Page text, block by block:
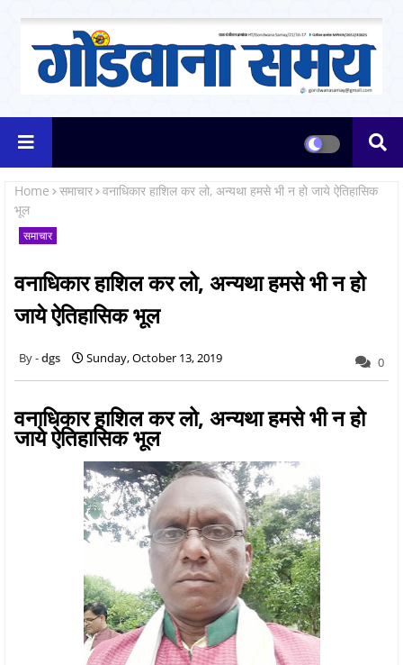
Home समाचार वनाधिकार हाशिल कर लो, अन्यथा हमसे भी न हो जाये ऐतिहासिक
भूल
समाचार
वनाधिकार हाशिल कर लो, अन्यथा हमसे भी न हो
जाये ऐतिहासिक भूल
dgs Sunday, October 13, 2019 0
वनाधिकार हाशिल कर लो, अन्यथा हमसे भी न हो
जाये ऐतिहासिक भूल